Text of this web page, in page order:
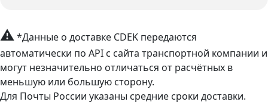
⚠*Данные о доставке CDEK передаются
автоматически по API с сайта транспортной компании и
могут незначительно отличаться от расчётных в
меньшую или большую сторону.
Для Почты России указаны средние сроки доставки.